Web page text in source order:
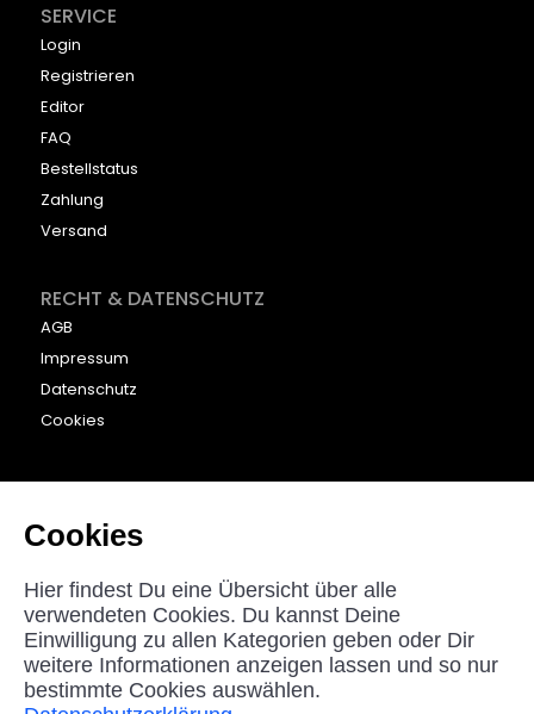
SERVICE
Login
Registrieren
Editor
FAQ
Bestellstatus
Zahlung
Versand
RECHT & DATENSCHUTZ
AGB
Impressum
Datenschutz
Cookies
KONTAKT
beyounic GmbH
Nordstraße 27
33181 Bad Wünnenberg
Germany
helpdesk@beyounic.eu
Cookies
Hier findest Du eine Übersicht über alle
verwendeten Cookies. Du kannst Deine
Einwilligung zu allen Kategorien geben oder Dir
weitere Informationen anzeigen lassen und so nur
bestimmte Cookies auswählen.